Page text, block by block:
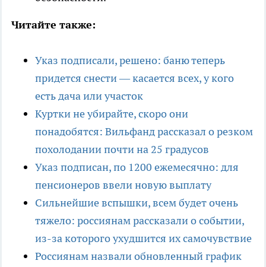
Читайте также:
Указ подписали, решено: баню теперь
придется снести — касается всех, у кого
есть дача или участок
Куртки не убирайте, скоро они
понадобятся: Вильфанд рассказал о резком
похолодании почти на 25 градусов
Указ подписан, по 1200 ежемесячно: для
пенсионеров ввели новую выплату
Сильнейшие вспышки, всем будет очень
тяжело: россиянам рассказали о событии,
из-за которого ухудшится их самочувствие
Россиянам назвали обновленный график